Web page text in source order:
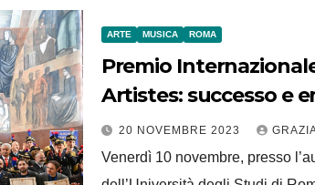
ARTE MUSICA ROMA
Premio
Artistes: successo e
20 NOVEMBRE 2023
Venerdì 10 novembre, presso